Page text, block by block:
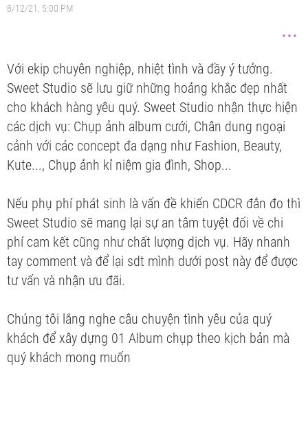
8/12/21, 5:00 PM
Với ekip chuyên nghiệp, nhiệt tình và đầy ý tưởng.
Sweet Studio sẽ lưu giữ những hoảng khắc đẹp nhất
cho khách hàng yêu quý. Sweet Studio nhận thực hiện
các dịch vụ: Chụp ảnh album cưới, Chân dung ngoại
cảnh với các concept đa dạng như Fashion, Beauty,
Kute..., Chụp ảnh kỉ niệm gia đình, Shop...
Nếu phụ phí phát sinh là vấn đề khiến CDCR đắn đo thì
Sweet Studio sẽ mang lại sự an tâm tuyệt đối về chi
phí cam kết cũng như chất lượng dịch vụ. Hãy nhanh
tay comment và để lại sdt mình dưới post này để được
tư vấn và nhận ưu đãi.
Chúng tôi lắng nghe câu chuyện tình yêu của quý
khách để xây dựng 01 Album chụp theo kịch bản mà
quý khách mong muốn